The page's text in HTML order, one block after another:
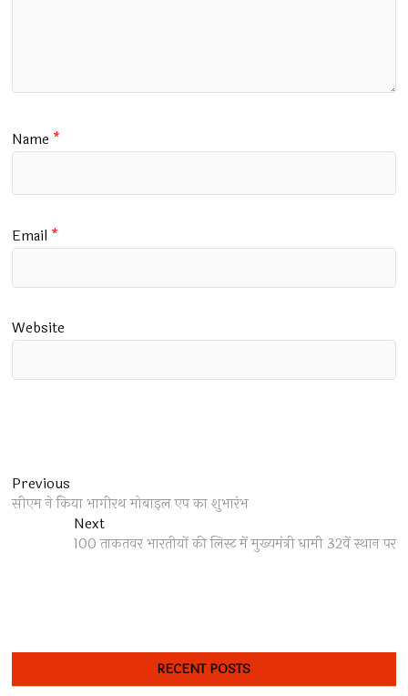
Name *
Email *
Website
Post
navigation
Previous
post:
सीएम ने किया भागीरथ मोबाइल एप का शुभारंभ
NextNext
post:
100 ताकतवर भारतीयों की लिस्ट में मुख्यमंत्री धामी 32वें स्थान पर
RECENT POSTS